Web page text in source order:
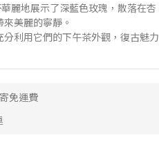
麗地展示了深藍色玫瑰，散落在杏
美麗的寧靜。
利用它們的下午茶外觀，復古魅力
免運費